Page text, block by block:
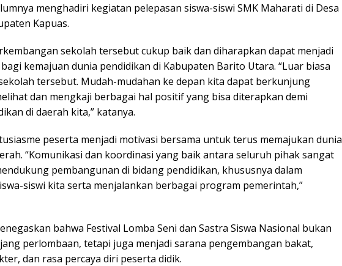
menghadiri kegiatan pelepasan siswa-siswi SMK Maharati di Desa
Kapuas.
sekolah tersebut cukup baik dan diharapkan dapat menjadi
kemajuan dunia pendidikan di Kabupaten Barito Utara. “Luar biasa
tersebut. Mudah-mudahan ke depan kita dapat berkunjung
dan mengkaji berbagai hal positif yang bisa diterapkan demi
di daerah kita,” katanya.
peserta menjadi motivasi bersama untuk terus memajukan dunia
“Komunikasi dan koordinasi yang baik antara seluruh pihak sangat
pembangunan di bidang pendidikan, khususnya dalam
siswi kita serta menjalankan berbagai program pemerintah,”
bahwa Festival Lomba Seni dan Sastra Siswa Nasional bukan
perlombaan, tetapi juga menjadi sarana pengembangan bakat,
dan rasa percaya diri peserta didik.